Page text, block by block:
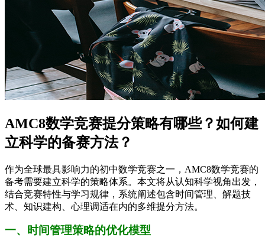
AMC8数学竞赛提分策略有哪些？如何建
立科学的备赛方法？
作为全球最具影响力的初中数学竞赛之一，AMC8数学竞赛的
备考需要建立科学的策略体系。本文将从认知科学视角出发，
结合竞赛特性与学习规律，系统阐述包含时间管理、解题技
术、知识建构、心理调适在内的多维提分方法。
一、时间管理策略的优化模型